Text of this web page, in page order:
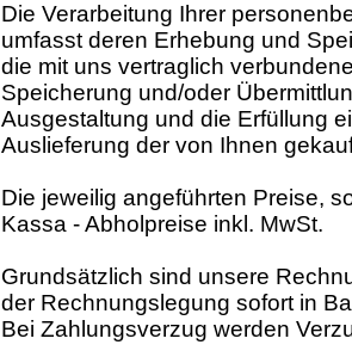
Die Verarbeitung Ihrer
umfasst deren Erhebung und
die mit uns vertraglich
Speicherung und/oder
Ausgestaltung und die Erfüllung
Auslieferung der von Ihnen
Die jeweilig angeführten Preise,
Kassa - Abholpreise inkl. MwSt.
Grundsätzlich sind unsere
der Rechnungslegung sofort in
Bei Zahlungsverzug werden